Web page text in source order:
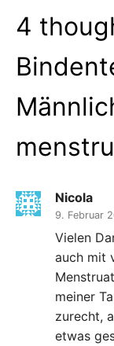
4
Nicola
9. Februar
Vielen
auch mit
meiner
zurecht,
etwas